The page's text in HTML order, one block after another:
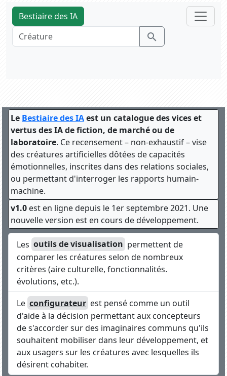
Bestiaire des IA
search
Le Bestiaire des IAest un catalogue des vices et
vertus des IA de fiction, de marché ou de
laboratoire. Ce recensement – non-exhaustif – vise
des créatures artificielles dôtées de capacités
émotionnelles, inscrites dans des relations sociales,
ou permettant d'interroger les rapports humain-
machine.
v1.0 est en ligne depuis le 1er septembre 2021. Une
nouvelle version est en cours de développement.
Les outils de visualisation permettent de
comparer les créatures selon de nombreux
critères (aire culturelle, fonctionnalités.
évolutions, etc.).
Le configurateur est pensé comme un outil
d'aide à la décision permettant aux concepteurs
de s'accorder sur des imaginaires communs qu'ils
souhaitent mobiliser dans leur développement, et
aux usagers sur les créatures avec lesquelles ils
désirent cohabiter.